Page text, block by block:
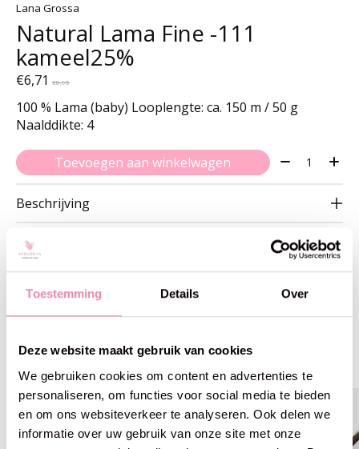
Toestemming Details Over
Deze website maakt gebruik van cookies
We gebruiken cookies om content en advertenties te
personaliseren, om functies voor social media te bieden
en om ons websiteverkeer te analyseren. Ook delen we
informatie over uw gebruik van onze site met onze
Lana Grossa
Natural Lama Fine -111
kameel25%
€6,71 €8,95
100 % Lama (baby) Looplengte: ca. 150 m / 50 g
Naalddikte: 4
Toevoegen aan winkelwagen Aantal:
Beschrijving
Gerelateerde producten